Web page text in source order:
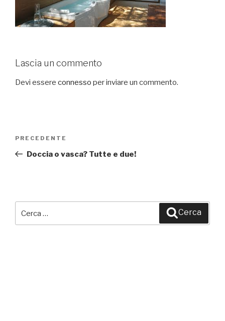
Lascia un commento
Devi essere connesso per inviare un commento.
Articolo
precedente:
PRECEDENTE
Doccia o vasca? Tutte e due!
Cerca